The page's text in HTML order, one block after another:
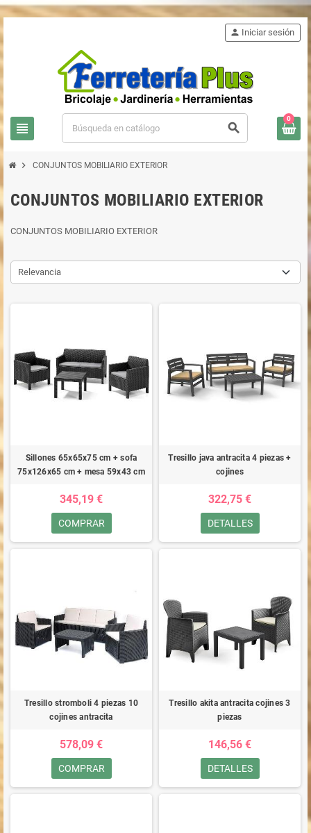
view_headline search
person Iniciar sesión
0
chevron_right CONJUNTOS MOBILIARIO EXTERIOR
CONJUNTOS MOBILIARIO EXTERIOR
CONJUNTOS MOBILIARIO EXTERIOR
Relevancia
Sillones 65x65x75 cm + sofa
75x126x65 cm + mesa 59x43 cm
345,19 €
COMPRAR
Tresillo java antracita 4 piezas +
cojines
322,75 €
DETALLES
Tresillo stromboli 4 piezas 10
cojines antracita
578,09 €
COMPRAR
Tresillo akita antracita cojines 3
piezas
146,56 €
DETALLES